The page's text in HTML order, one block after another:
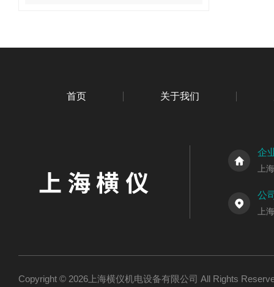
首页 关于我们
企
上
公
上
Copyright © 2026上海横仪机电设备有限公司 All Rights